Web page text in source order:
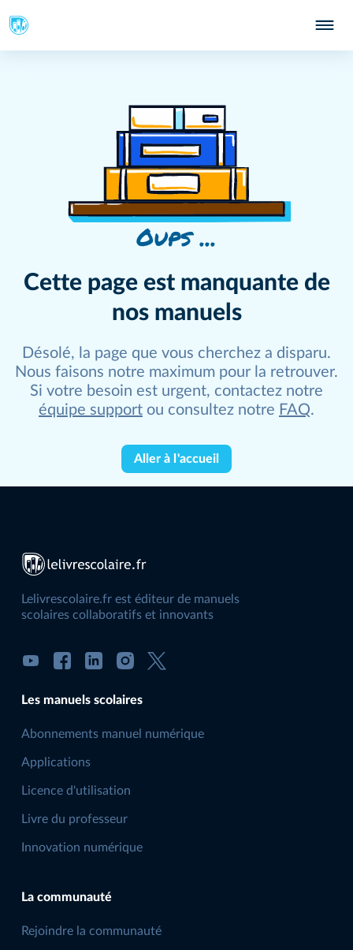
Oups ...
Cette page est manquante de
nos manuels
Désolé, la page que vous cherchez a disparu.
Nous faisons notre maximum pour la retrouver.
Si votre besoin est urgent, contactez notre
équipe support ou consultez notre FAQ.
Aller à l'accueil
Lelivrescolaire.fr est éditeur de manuels
scolaires collaboratifs et innovants
Les manuels scolaires
Abonnements manuel numérique
Applications
Licence d'utilisation
Livre du professeur
Innovation numérique
La communauté
Rejoindre la communauté